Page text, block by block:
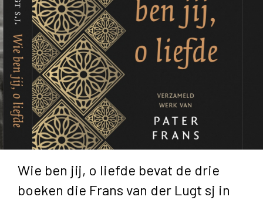
Wie ben jij, o liefde bevat de drie
boeken die Frans van der Lugt sj in